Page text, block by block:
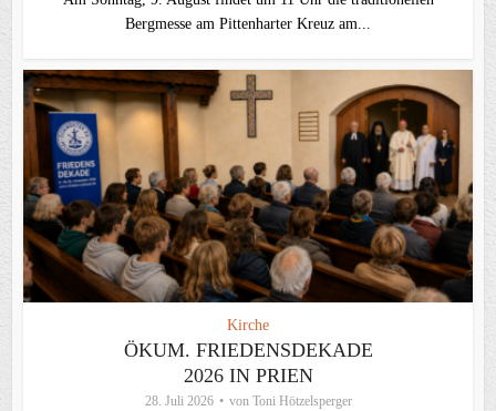
Bergmesse am Pittenharter Kreuz am...
Kirche
ÖKUM. FRIEDENSDEKADE
2026 IN PRIEN
28. Juli 2026 von Toni Hötzelsperger